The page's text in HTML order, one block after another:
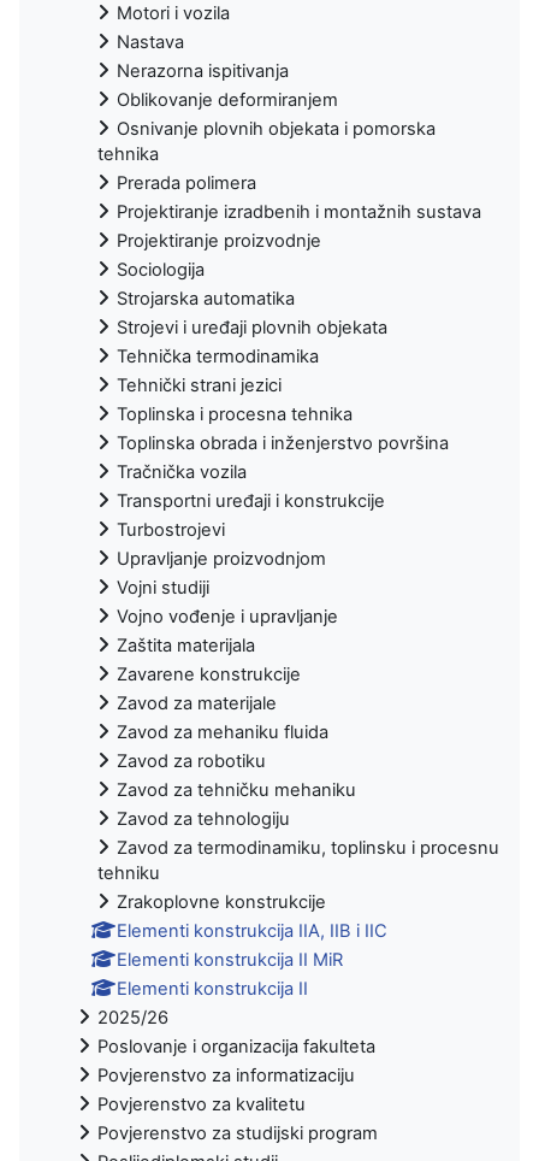
Motori i vozila
Nastava
Nerazorna ispitivanja
Oblikovanje deformiranjem
Osnivanje plovnih objekata i pomorska
tehnika
Prerada polimera
Projektiranje izradbenih i montažnih sustava
Projektiranje proizvodnje
Sociologija
Strojarska automatika
Strojevi i uređaji plovnih objekata
Tehnička termodinamika
Tehnički strani jezici
Toplinska i procesna tehnika
Toplinska obrada i inženjerstvo površina
Tračnička vozila
Transportni uređaji i konstrukcije
Turbostrojevi
Upravljanje proizvodnjom
Vojni studiji
Vojno vođenje i upravljanje
Zaštita materijala
Zavarene konstrukcije
Zavod za materijale
Zavod za mehaniku fluida
Zavod za robotiku
Zavod za tehničku mehaniku
Zavod za tehnologiju
Zavod za termodinamiku, toplinsku i procesnu
tehniku
Zrakoplovne konstrukcije
Elementi konstrukcija IIA, IIB i IIC
Elementi konstrukcija II MiR
Elementi konstrukcija II
2025/26
Poslovanje i organizacija fakulteta
Povjerenstvo za informatizaciju
Povjerenstvo za kvalitetu
Povjerenstvo za studijski program